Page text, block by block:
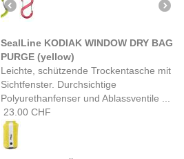
SealLine KODIAK WINDOW DRY BAG
PURGE (yellow)
Leichte, schützende Trockentasche mit
Sichtfenster. Durchsichtige
Polyurethanfenser und Ablassventile ...
23.00 CHF